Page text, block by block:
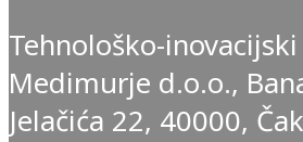
Tehnološko-
Medimurje d.o.o.,
Jelačića 22, 40000,